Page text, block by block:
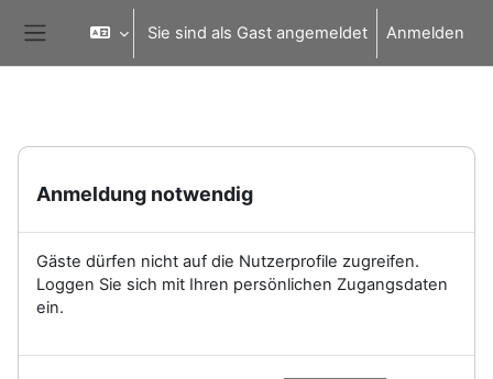
Website-Übersicht
Sie sind als Gast angemeldet Anmelden
Anmeldung notwendig
Gäste dürfen nicht auf die Nutzerprofile zugreifen.
Loggen Sie sich mit Ihren persönlichen Zugangsdaten
ein.